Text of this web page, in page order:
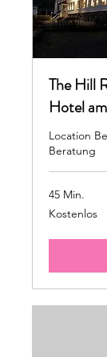
The Hill
Hotel
Location
Beratung
45 Min.
Kostenlos
Kostenlos